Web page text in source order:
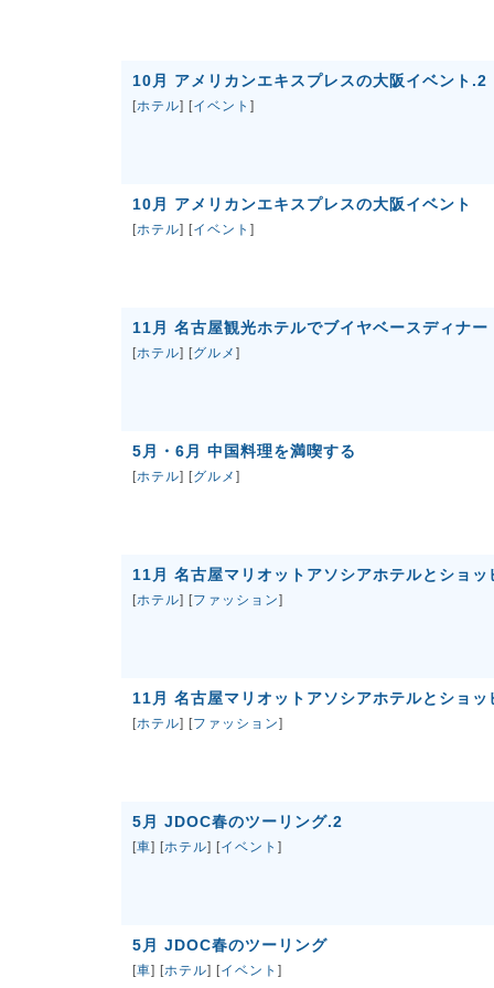
10月 アメリカンエキスプレスの大阪イベント.2
[ホテル] [イベント ]
10月 アメリカンエキスプレスの大阪イベント
[ホテル] [イベント ]
11月 名古屋観光ホテルでブイヤベースディナー
[ホテル] [グルメ ]
5月・6月 中国料理を満喫する
[ホテル] [グルメ ]
11月 名古屋マリオットアソシアホテルとショッ
[ホテル] [ファッション]
11月 名古屋マリオットアソシアホテルとショッ
[ホテル] [ファッション]
5月 JDOC春のツーリング.2
[車] [ホテル] [イベント ]
5月 JDOC春のツーリング
[車] [ホテル] [イベント ]